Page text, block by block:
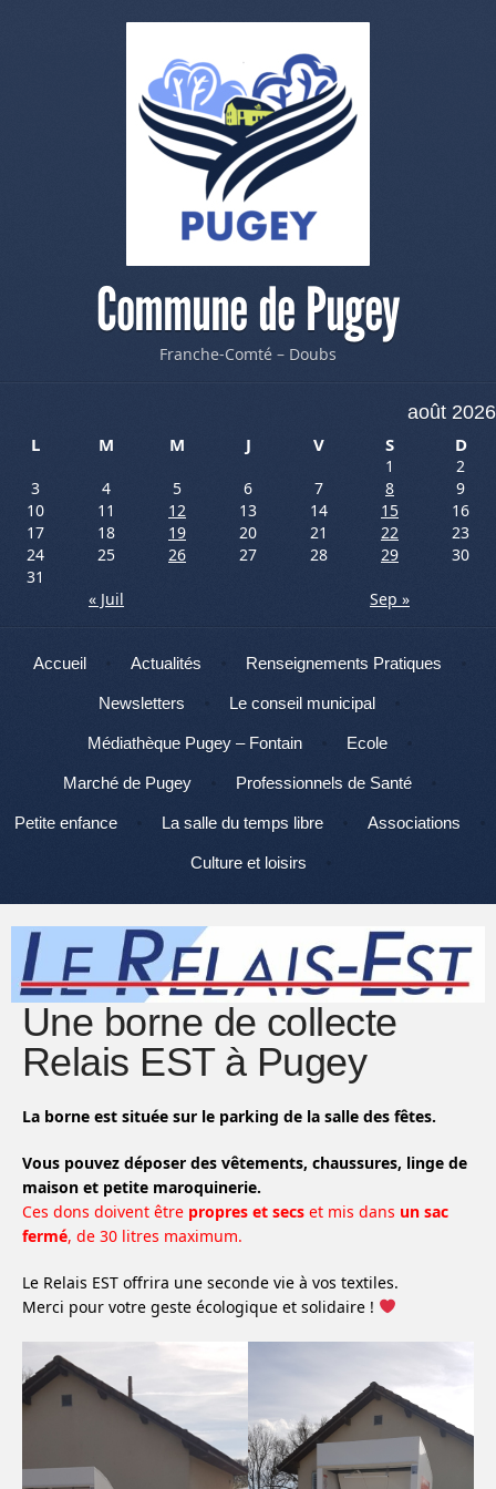
Commune de Pugey
Franche-Comté – Doubs
août 2026
L
M M J V S D
1
2
3
4 5 6 7 8
9
10
11 12 13 14 15
16
17
18 19 20 21 22
23
24
25 26 27 28 29
30
31
« Juil
Sep »
Menu
Aller au contenu
Accueil Actualités Renseignements Pratiques
Newsletters Le conseil municipal
Médiathèque Pugey – Fontain Ecole
Marché de Pugey Professionnels de Santé
Petite enfance La salle du temps libre Associations
Culture et loisirs
Une borne de collecte
Relais EST à Pugey
La borne est située sur le parking de la salle des fêtes.
Vous pouvez déposer des vêtements, chaussures, linge de
maison et petite maroquinerie.
Ces dons doivent être propres et secs et mis dans un sac
fermé, de 30 litres maximum.
Le Relais EST offrira une seconde vie à vos textiles.
Merci pour votre geste écologique et solidaire !